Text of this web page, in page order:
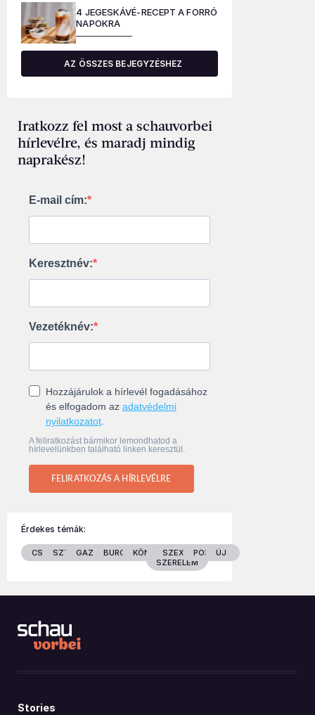
4 JEGESKÁVÉ-RECEPT A FORRÓ
NAPOKRA
AZ ÖSSZES BEJEGYZÉSHEZ
Iratkozz fel most a schauvorbei
hírlevélre, és maradj mindig
naprakész!
E-mail cím:
Keresztnév:
Vezetéknév:
Hozzájárulok a hírlevél fogadásához
és elfogadom az adatvédelmi
nyilatkozatot.
A feliratkozást bármikor lemondhatod a
hírlevelünkben található linken keresztül.
FELIRATKOZÁS A HÍRLEVÉLRE
Érdekes témák:
CSALÁDSZTÁROKGAZDASÁGBURGENLANDKÖNYVEKSZEX &
SZERELEM
POLITIKA
ÚJ
Stories